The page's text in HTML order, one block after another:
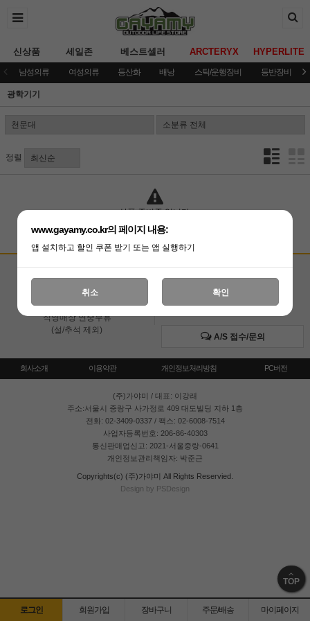
신상품 세일존 베스트셀러 ARCTERYX HYPERLITE
남성의류 여성의류 등산화 배낭 스틱/운행장비 등반장비
광학기기
정렬
상품 준비중 입니다.
고객상담센터
온라인 : 02-3409-0337
직영매장 : 02-3409-0339
직영매장 연중무휴
(설/추석 제외)
입금계좌안내
국민은행 051001-04-100255
A/S 접수/문의
회사소개 이용약관 개인정보처리방침 PC버전
(주)가야미 / 대표: 이강래
주소:서울시 중랑구 사가정로 409 대도빌딩 지하 1층
전화: 02-3409-0337 / 팩스: 02-6008-7514
사업자등록번호: 206-86-40303
통신판매업신고: 2021-서울중랑-0641
개인정보관리책임자: 박준근
Copyrights(c) (주)가야미 All Rights Reservied.
Design by PSDesign
TOP
로그인 회원가입 장바구니 주문/배송 마이페이지
www.gayamy.co.kr의 페이지 내용:
앱 설치하고 할인 쿠폰 받기 또는 앱 실행하기
취소 확인